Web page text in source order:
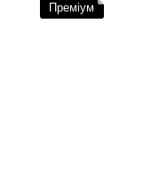
Преміум